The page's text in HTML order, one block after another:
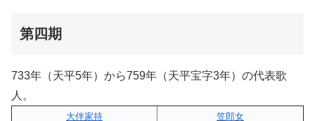
第四期
733年（天平5年）から759年（天平宝字3年）の代表歌
人。
大伴家持
笠郎女